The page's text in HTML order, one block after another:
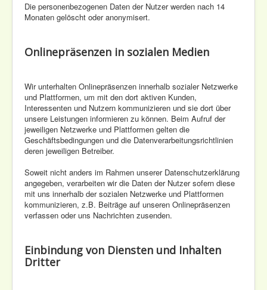
Die personenbezogenen Daten der Nutzer werden nach 14
Monaten gelöscht oder anonymisert.
Onlinepräsenzen in sozialen Medien
Wir unterhalten Onlinepräsenzen innerhalb sozialer Netzwerke
und Plattformen, um mit den dort aktiven Kunden,
Interessenten und Nutzern kommunizieren und sie dort über
unsere Leistungen informieren zu können. Beim Aufruf der
jeweiligen Netzwerke und Plattformen gelten die
Geschäftsbedingungen und die Datenverarbeitungsrichtlinien
deren jeweiligen Betreiber.
Soweit nicht anders im Rahmen unserer Datenschutzerklärung
angegeben, verarbeiten wir die Daten der Nutzer sofern diese
mit uns innerhalb der sozialen Netzwerke und Plattformen
kommunizieren, z.B. Beiträge auf unseren Onlinepräsenzen
verfassen oder uns Nachrichten zusenden.
Einbindung von Diensten und Inhalten
Dritter